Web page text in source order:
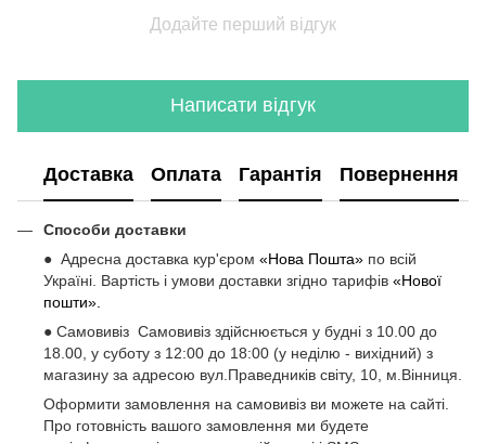
Додайте перший відгук
Написати відгук
Доставка Оплата Гарантія Повернення
Способи доставки
● Адресна доставка кур'єром «Нова Пошта» по всій
Україні. Вартість і умови доставки згідно тарифів «Нової
пошти».
● Самовивіз Самовивіз здійснюється у будні з 10.00 до
18.00, у суботу з 12:00 до 18:00 (у неділю - вихідний) з
магазину за адресою вул.Праведників світу, 10, м.Вінниця.
Оформити замовлення на самовивіз ви можете на сайті.
Про готовність вашого замовлення ми будете